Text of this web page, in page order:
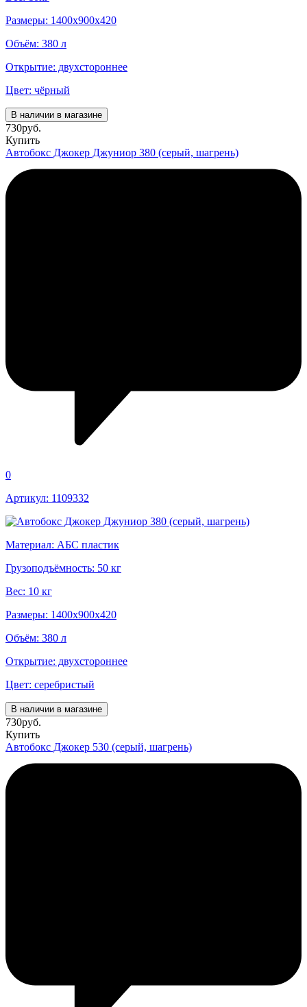
Размеры: 1400х900х420
Объём: 380 л
Открытие: двухстороннее
Цвет: чёрный
В наличии в магазине
730руб.
Купить
Автобокс Джокер Джуниор 380 (серый, шагрень)
0
Артикул: 1109332
Материал: АБС пластик
Грузоподъёмность: 50 кг
Вес: 10 кг
Размеры: 1400х900х420
Объём: 380 л
Открытие: двухстороннее
Цвет: серебристый
В наличии в магазине
730руб.
Купить
Автобокс Джокер 530 (серый, шагрень)